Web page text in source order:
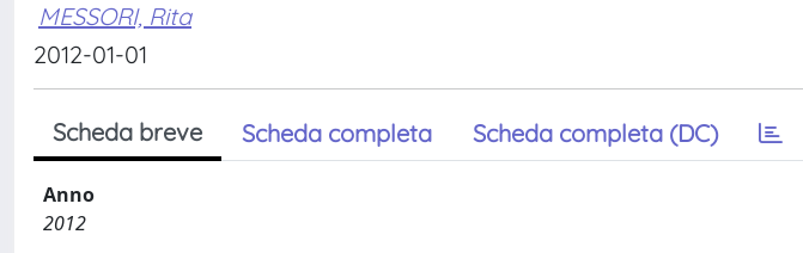
MESSORI, Rita
2012-01-01
Scheda breve Scheda completa Scheda completa (DC)
Anno
2012